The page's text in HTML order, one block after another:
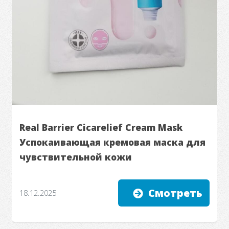
Real Barrier Cicarelief Cream Mask
Успокаивающая кремовая маска для
чувствительной кожи
18.12.2025 Смотреть